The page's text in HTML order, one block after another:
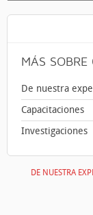
MÁS SOBRE
De nuestra
Capacitaciones
Investigaciones
DE NUESTRA